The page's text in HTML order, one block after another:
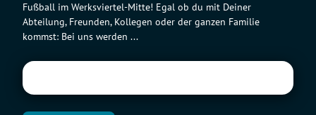
Fußball im Werksviertel-Mitte! Egal ob du mit Deiner
Abteilung, Freunden, Kollegen oder der ganzen Familie
kommst: Bei uns werden ...